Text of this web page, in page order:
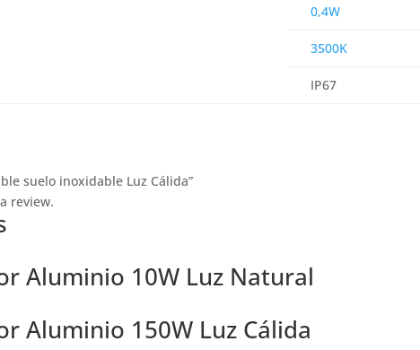
0,4W
3500K
IP67
suelo inoxidable Luz Cálida”
review.
Aluminio 10W Luz Natural
Aluminio 150W Luz Cálida